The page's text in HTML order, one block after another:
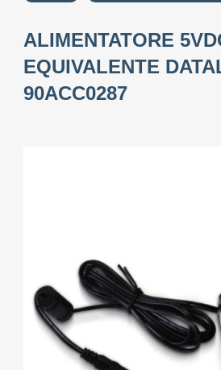
ALIMENTATORE
EQUIVALENTE
90ACC0287